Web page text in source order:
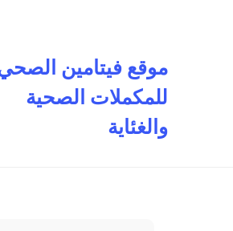
موقع فيتامين
للمكملات الصحية
والغئاية